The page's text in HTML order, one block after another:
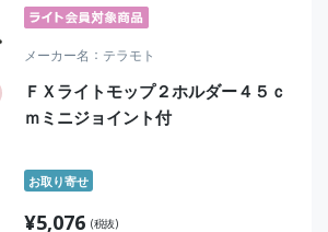
メーカー名 テラモト
ＦＸライトモップ２ホルダー４５ｃ
ｍミニジョイント付
お取り寄せ
¥5,076 (税抜)